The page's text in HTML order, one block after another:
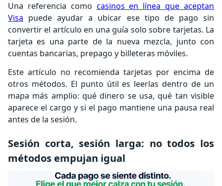
Una referencia como casinos en línea que aceptan
Visa puede ayudar a ubicar ese tipo de pago sin
convertir el artículo en una guía solo sobre tarjetas. La
tarjeta es una parte de la nueva mezcla, junto con
cuentas bancarias, prepago y billeteras móviles.
Este artículo no recomienda tarjetas por encima de
otros métodos. El punto útil es leerlas dentro de un
mapa más amplio: qué dinero se usa, qué tan visible
aparece el cargo y si el pago mantiene una pausa real
antes de la sesión.
Sesión corta, sesión larga: no todos los
métodos empujan igual